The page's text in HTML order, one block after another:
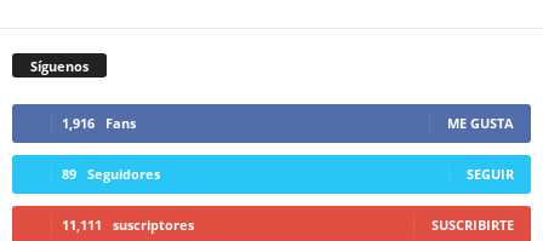
Síguenos
1,916 Fans ME GUSTA
89 Seguidores SEGUIR
11,111 suscriptores SUSCRIBIRTE